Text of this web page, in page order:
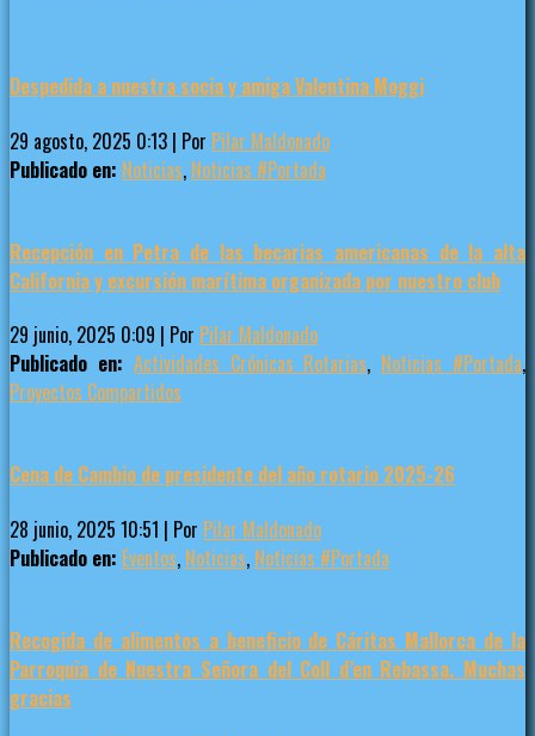
Despedida a nuestra socia y amiga Valentina Moggi
29 agosto, 2025 0:13 | Por Pilar Maldonado
Publicado en: Noticias, Noticias #Portada
Recepción en Petra de las becarias americanas de la alta
California y excursión marítima organizada por nuestro club
29 junio, 2025 0:09 | Por Pilar Maldonado
Publicado en: Actividades Crónicas Rotarias, Noticias #Portada,
Proyectos Compartidos
Cena de Cambio de presidente del año rotario 2025-26
28 junio, 2025 10:51 | Por Pilar Maldonado
Publicado en: Eventos, Noticias, Noticias #Portada
Recogida de alimentos a beneficio de Cáritas Mallorca de la
Parroquia de Nuestra Señora del Coll d’en Rebassa. Muchas
gracias